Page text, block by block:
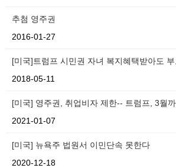
추첨 영주권
2016-01-27
[미국]트럼프 시민권 자녀 복지혜택받아도
2018-05-11
[미국] 영주권, 취업비자 제한-- 트럼프, 3월
2021-01-07
[미국] 뉴욕주 법원서 이민단속 못한다
2020-12-18